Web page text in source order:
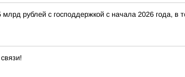
рублей с господдержкой с начала 2026 года, в